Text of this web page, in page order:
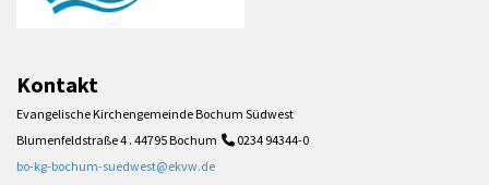
Kontakt
Evangelische Kirchengemeinde Bochum Südwest
Blumenfeldstraße 4 . 44795 Bochum  0234 94344-0
bo-kg-bochum-suedwest@ekvw.de